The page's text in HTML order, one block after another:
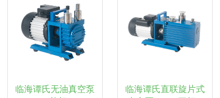
临海谭氏无油真空泵
临海谭氏直联旋片式